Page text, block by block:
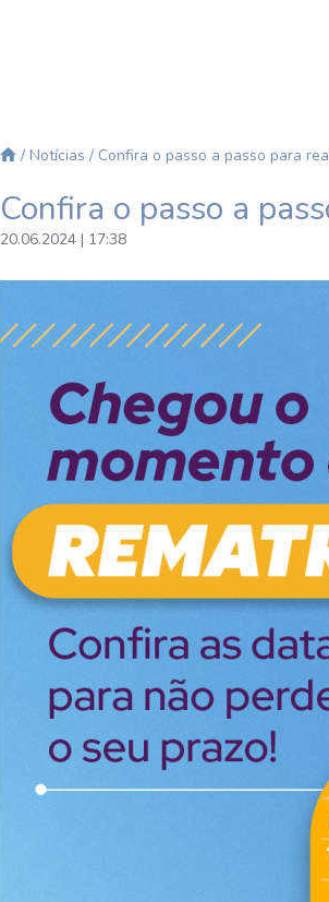
/ Notícias / Confira o passo a passo para
Confira o passo a
20.06.2024 | 17:38